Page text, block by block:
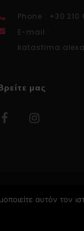
Phone : +30 210
E-mail :
μας
αυτόν τον